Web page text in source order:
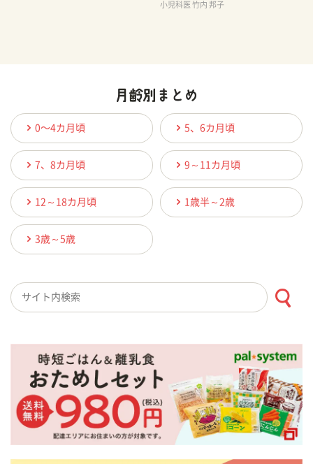
小児科医 竹内 邦子
0〜4カ月頃 5、6カ月頃
7、8カ月頃 9～11カ月頃
12～18カ月頃 1歳半～2歳
3歳～5歳
検索キーワード入力